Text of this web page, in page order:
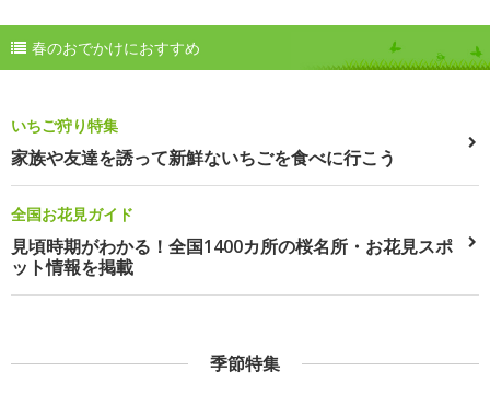
春のおでかけにおすすめ
いちご狩り特集
家族や友達を誘って新鮮ないちごを食べに行こう
全国お花見ガイド
見頃時期がわかる！全国1400カ所の桜名所・お花見スポ
ット情報を掲載
季節特集